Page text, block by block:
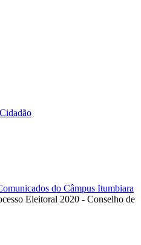
do Câmpus Itumbiara
Eleitoral 2020 - Conselho de